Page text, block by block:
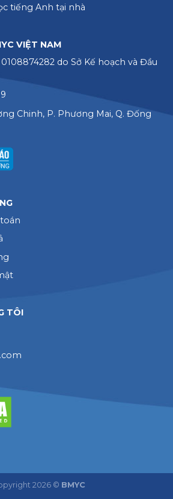
tiếng Anh tại nhà
VIỆT NAM
do Sở Kế hoạch và Đầu
Chinh, P. Phương Mai, Q. Đống
TÔI
2026 © BMYC